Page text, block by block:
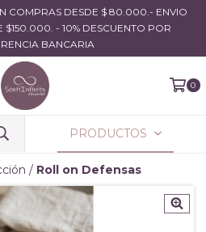
COMPRAS DESDE $ 80.000.- ENVIO
$150.000. - 10% DESCUENTO POR
BANCARIA
0
PRODUCTOS
/ Roll on Defensas